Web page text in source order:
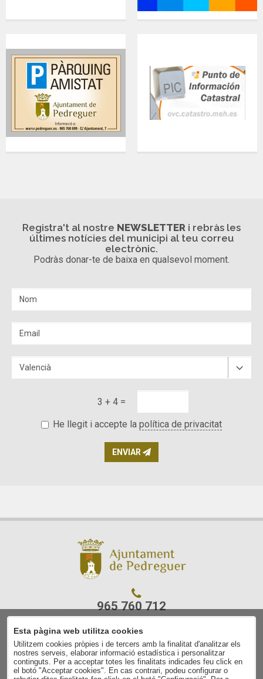
Registra't al nostre NEWSLETTER i rebràs les
últimes notícies del municipi al teu correu
electrònic.
Podràs donar-te de baixa en qualsevol moment.
3 + 4 =
He llegit i accepte la política de privacitat
ENVIAR
965 760 712
C/ Ajuntament, 7
03750 Pedreguer
(Alacant)
Esta pàgina web utilitza cookies
Utilitzem cookies pròpies i de tercers amb la finalitat d'analitzar els
nostres serveis, elaborar informació estadística i personalitzar
continguts. Per a acceptar totes les finalitats indicades feu click en
el botó "Acceptar cookies". En cas contrari, podeu configurar o